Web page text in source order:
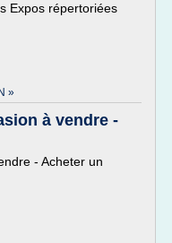
Expos répertoriées
»
à vendre -
- Acheter un